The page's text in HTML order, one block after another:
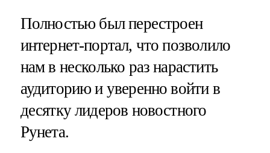
Полностью был перестроен
интернет-портал, что позволило
нам в несколько раз нарастить
аудиторию и уверенно войти в
десятку лидеров новостного
Рунета.